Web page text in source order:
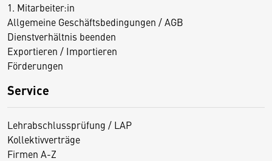
1. Mitarbeiter:in
Allgemeine Geschäftsbedingungen / AGB
Dienstverhältnis beenden
Exportieren / Importieren
Förderungen
Service
Lehrabschlussprüfung / LAP
Kollektivverträge
Firmen A-Z